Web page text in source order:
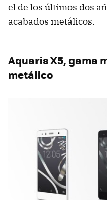
el de los últimos dos
acabados metálicos.
Aquaris X5, gama
metálico